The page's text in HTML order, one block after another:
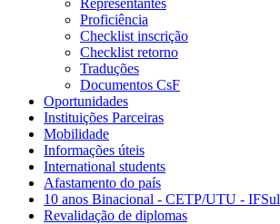
Proficiência
Checklist inscrição
Checklist retorno
Traduções
Documentos CsF
Oportunidades
Instituições Parceiras
Mobilidade
Informações úteis
International students
Afastamento do país
10 anos Binacional - CETP/UTU - IFSul
Revalidação de diplomas